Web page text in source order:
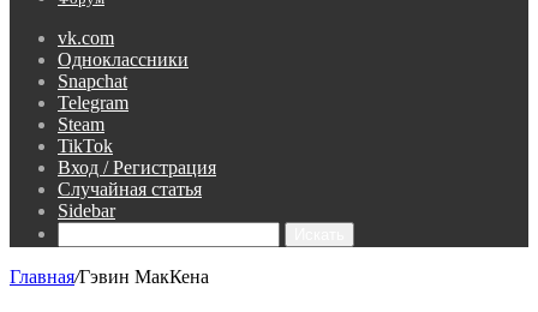
vk.com
Одноклассники
Snapchat
Telegram
Steam
TikTok
Вход / Регистрация
Случайная статья
Sidebar
Главная/Гэвин МакКена